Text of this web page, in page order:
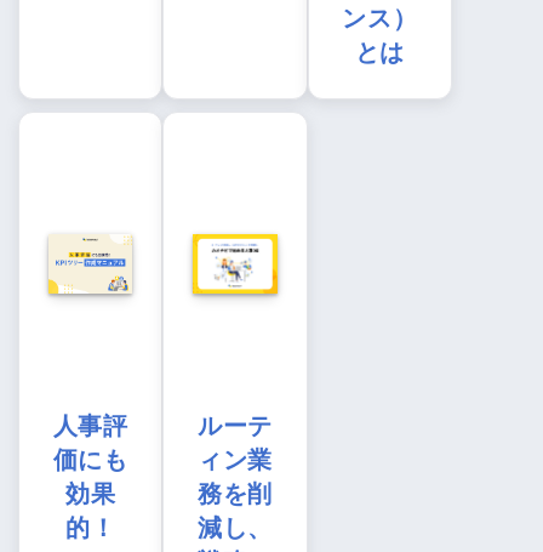
ンス）
とは
人事評
価にも
効果
的！
ルーテ
ィン業
務を削
減し、